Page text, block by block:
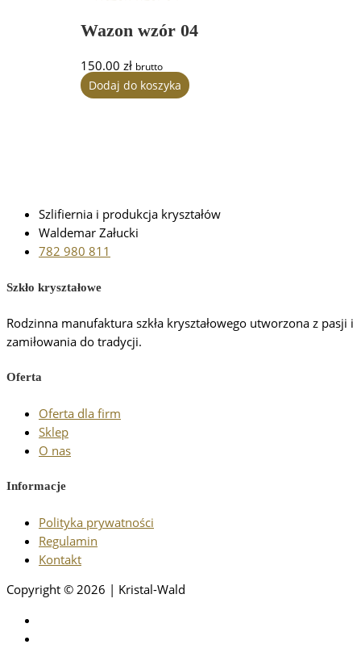
Wazon wzór 04
150.00 zł brutto
Dodaj do koszyka
Szlifiernia i produkcja kryształów
Waldemar Załucki
782 980 811
Szkło kryształowe
Rodzinna manufaktura szkła kryształowego utworzona z pasji i
zamiłowania do tradycji.
Oferta
Oferta dla firm
Sklep
O nas
Informacje
Polityka prywatności
Regulamin
Kontakt
Copyright © 2026 | Kristal-Wald